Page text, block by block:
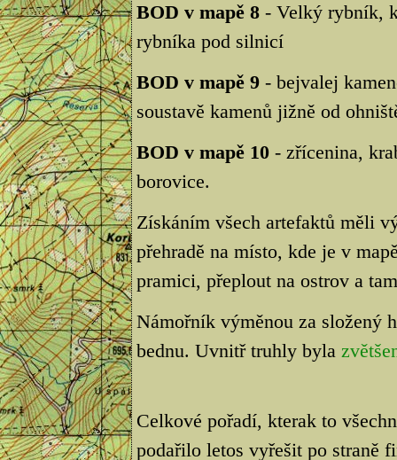
BOD v mapě 8- Velký rybník,
rybníka pod silnicí
BOD v mapě 9- bejvalej
soustavě kamenů jižně od
BOD v mapě 10- zřícenina,
borovice.
Získáním všech artefaktů měli
přehradě na místo, kde je v
pramici, přeplout na ostrov a
Námořník výměnou za složený
bednu. Uvnitř truhly byla
Celkové pořadí, kterak to
podařilo letos vyřešit po straně